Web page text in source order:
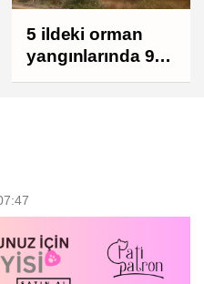
5 ildeki orman
yangınlarında 92
bağımsız bölüm